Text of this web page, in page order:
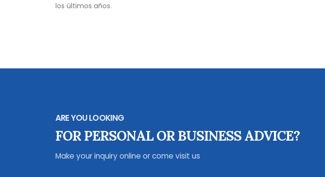
los últimos años.
ARE YOU LOOKING
FOR PERSONAL OR BUSINESS ADVICE?
Make your inquiry online or come visit us